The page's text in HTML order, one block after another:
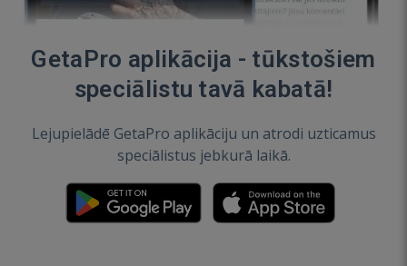
GetaPro aplikācija - tūkstošiem
speciālistu tavā kabatā!
Lejupielādē GetaPro aplikāciju un atrodi uzticamus
speciālistus jebkurā laikā.